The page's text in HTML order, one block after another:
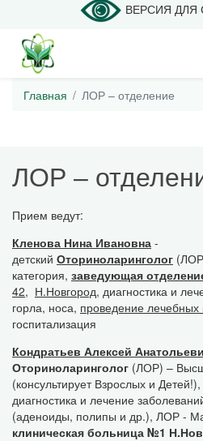
ВЕРСИЯ
Главная ЛОР – отделение
ЛОР –
Прием ведут:
Кленова Нина Ивановна -
детский Оториноларинголог
категория, заведующая
42, Н.Новгород, диагностика и
горла, носа, проведение
госпитализация
Кондратьев Алексей
Оториноларинголог (ЛОР) –
(консультирует Взрослых и Детей!),
диагностика и лечение
(аденоиды, полипы и др.), ЛОР -
клиническая больница №1